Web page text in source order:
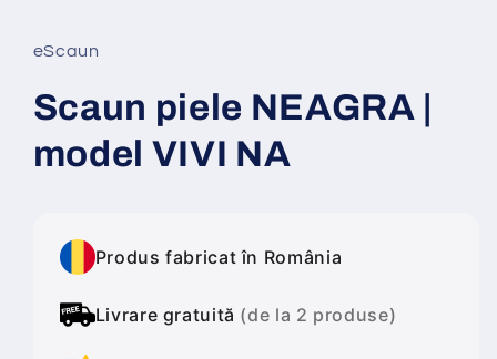
fereastră
modală
eScaun
Scaun piele NEAGRA |
model VIVI NA
Produs fabricat în România
Livrare gratuită (de la 2 produse)